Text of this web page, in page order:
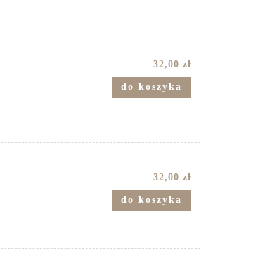
32,00 zł
do koszyka
32,00 zł
do koszyka